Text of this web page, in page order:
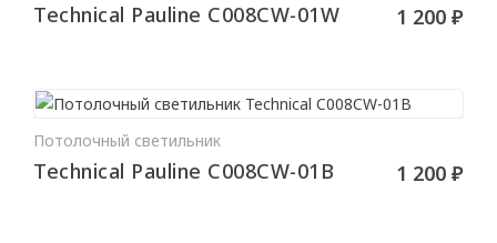
Из полиуретана
Потолка
Стен
Technical Pauline C008CW-01W 1 200 ₽
Потолочный светильник
Technical Pauline C008CW-01B 1 200 ₽